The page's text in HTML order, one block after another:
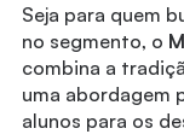
Seja para quem
no segmento, o
combina a
uma abordagem
alunos para os